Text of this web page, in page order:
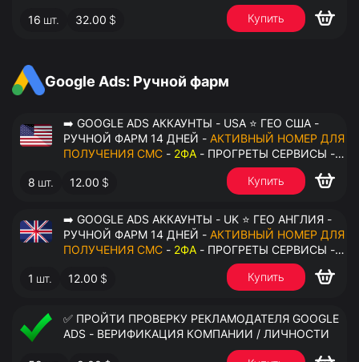
АКТИВНЫЙ НОМЕР ДЛЯ ПОВТОРНЫХ СМС-
И РЕЗЕРВНЫЕ КОДЫ
- РУЧНОЙ ФАРМ -
РЕЗЕРВНАЯ ПОЧТА С ДОСТУПОМ - ПЕРЕДАЧА В
16 шт. 32.00 $ Купить
Google Ads: Ручной фарм
➡️ GOOGLE ADS АККАУНТЫ - USA ⭐ ГЕО США -
РУЧНОЙ ФАРМ 14 ДНЕЙ - АКТИВНЫЙ НОМЕР ДЛЯ
ПОЛУЧЕНИЯ СМС - 2ФА - ПРОГРЕТЫ СЕРВИСЫ -
8 шт. 12.00 $ Купить
➡️ GOOGLE ADS АККАУНТЫ - UK ⭐ ГЕО АНГЛИЯ -
РУЧНОЙ ФАРМ 14 ДНЕЙ - АКТИВНЫЙ НОМЕР ДЛЯ
ПОЛУЧЕНИЯ СМС - 2ФА - ПРОГРЕТЫ СЕРВИСЫ -
1 шт. 12.00 $ Купить
✅ ПРОЙТИ ПРОВЕРКУ РЕКЛАМОДАТЕЛЯ GOOGLE
ADS - ВЕРИФИКАЦИЯ КОМПАНИИ / ЛИЧНОСТИ